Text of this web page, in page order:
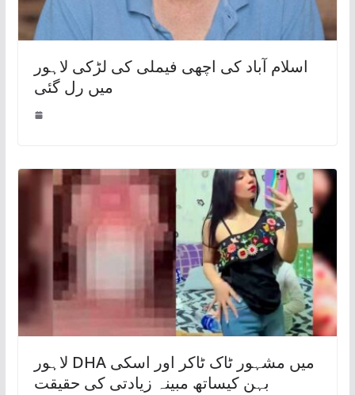
اسلام آباد کی اچھی فیملی کی لڑکی لاہور
میں رل گئی
لاہور DHA میں مشہور ٹاک ٹاکر اور اسکی
بہن کیساتھ مبینہ زیادتی کی حقیقت